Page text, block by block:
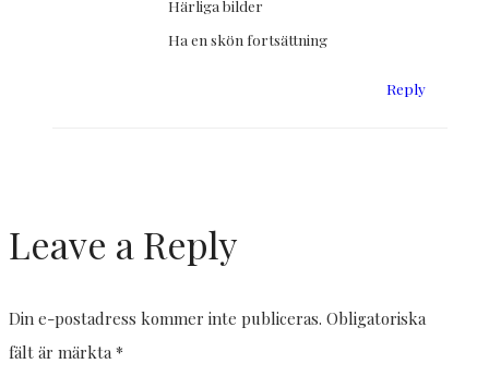
Härliga bilder
Ha en skön fortsättning
Reply
Leave a Reply
Din e-postadress kommer inte publiceras. Obligatoriska
fält är märkta *